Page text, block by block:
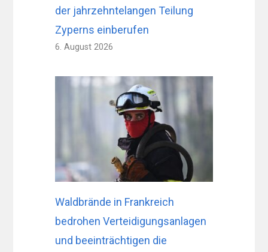
der jahrzehntelangen Teilung
Zyperns einberufen
6. August 2026
Waldbrände in Frankreich
bedrohen Verteidigungsanlagen
und beeinträchtigen die